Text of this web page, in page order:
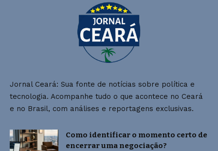
Jornal Ceará: Sua fonte de notícias sobre política e
tecnologia. Acompanhe tudo o que acontece no Ceará
e no Brasil, com análises e reportagens exclusivas.
Como identificar o momento certo de
encerrar uma negociação?